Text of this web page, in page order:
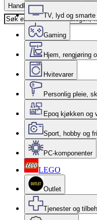
Handlekurv
TV, lyd og smarte
Gaming
Hjem, rengjøring
Hvitevarer
Personlig pleie,
Epoq kjøkken og
Sport, hobby og
PC-komponenter
LEGO
Outlet
Tjenester og